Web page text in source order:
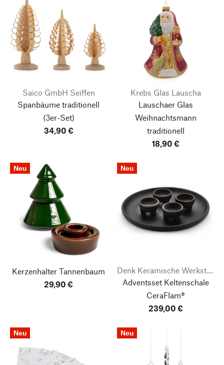
Saico GmbH Seiffen
Spanbäume traditionell
(3er-Set)
34,90 €
Krebs Glas Lauscha
Lauschaer Glas
Weihnachtsmann
traditionell
18,90 €
Neu
Kerzenhalter Tannenbaum
29,90 €
Neu
Denk Keramische Werkstätten
Adventsset Keltenschale
CeraFlam®
239,00 €
Neu Neu